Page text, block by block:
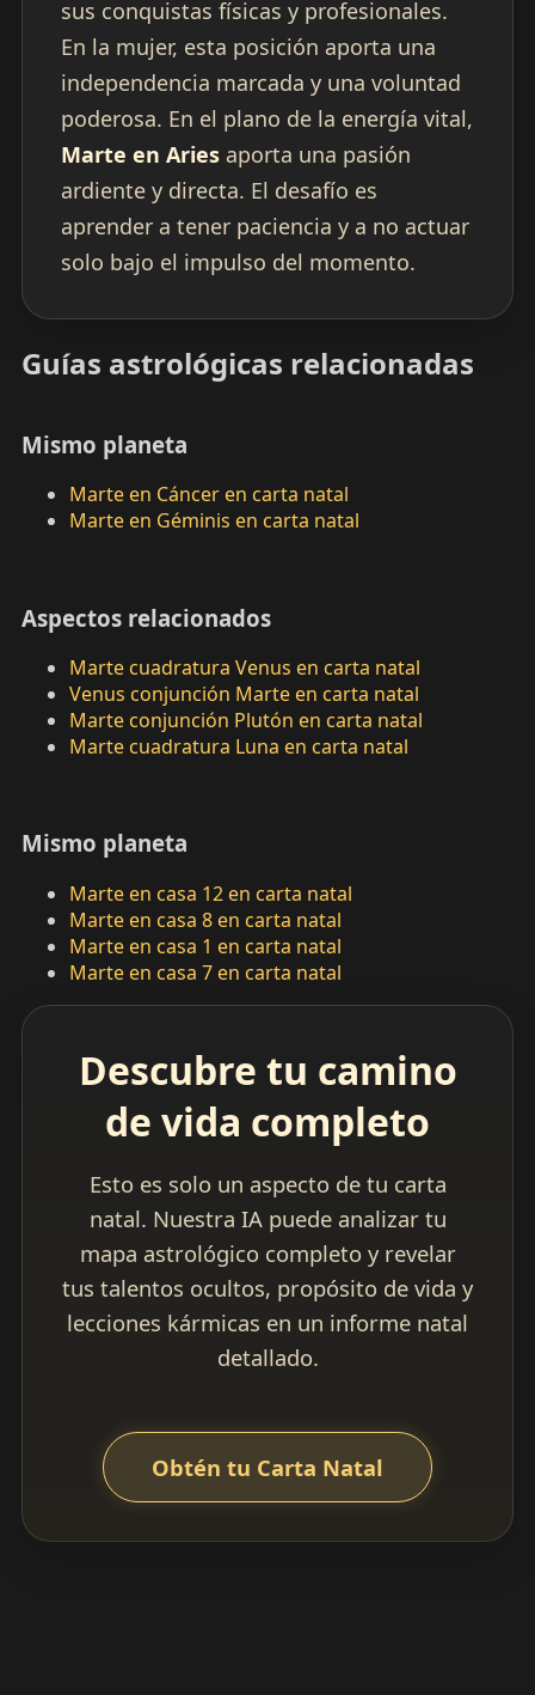
sus conquistas físicas y profesionales.
En la mujer, esta posición aporta una
independencia marcada y una voluntad
poderosa. En el plano de la energía vital,
Marte en Ariesaporta una pasión
ardiente y directa. El desafío es
aprender a tener paciencia y a no actuar
solo bajo el impulso del momento.
Guías astrológicas relacionadas
Mismo planeta
Marte en Cáncer en carta natal
Marte en Géminis en carta natal
Aspectos relacionados
Marte cuadratura Venus en carta natal
Venus conjunción Marte en carta natal
Marte conjunción Plutón en carta natal
Marte cuadratura Luna en carta natal
Mismo planeta
Marte en casa 12 en carta natal
Marte en casa 8 en carta natal
Marte en casa 1 en carta natal
Marte en casa 7 en carta natal
Descubre tu camino
de vida completo
Esto es solo un aspecto de tu carta
natal. Nuestra IA puede analizar tu
mapa astrológico completo y revelar
tus talentos ocultos, propósito de vida y
lecciones kármicas en un informe natal
detallado.
Obtén tu Carta Natal